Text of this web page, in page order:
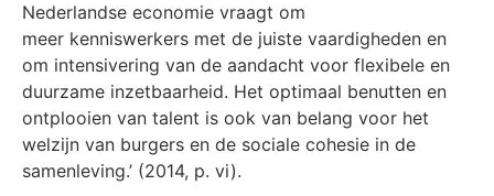
Nederlandse economie vraagt om
meer kenniswerkers met de juiste vaardigheden en
om intensivering van de aandacht voor flexibele en
duurzame inzetbaarheid. Het optimaal benutten en
ontplooien van talent is ook van belang voor het
welzijn van burgers en de sociale cohesie in de
samenleving.’ (2014, p. vi).